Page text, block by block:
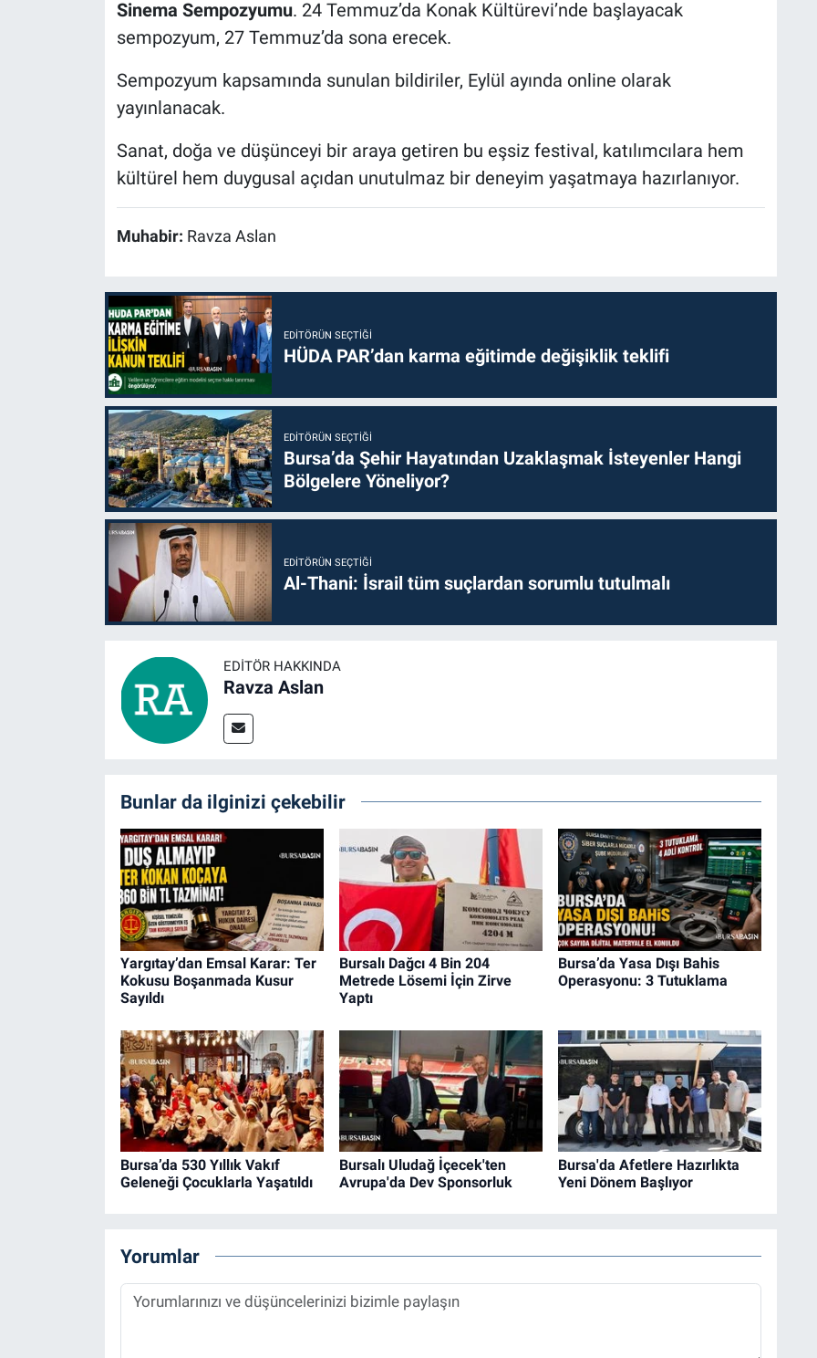
Sinema Sempozyumu. 24 Temmuz’da Konak Kültürevi’nde başlayacak
sempozyum, 27 Temmuz’da sona erecek.
Sempozyum kapsamında sunulan bildiriler, Eylül ayında online olarak
yayınlanacak.
Sanat, doğa ve düşünceyi bir araya getiren bu eşsiz festival, katılımcılara hem
kültürel hem duygusal açıdan unutulmaz bir deneyim yaşatmaya hazırlanıyor.
Muhabir: Ravza Aslan
EDITÖRÜN SEÇTIĞI
HÜDA PAR’dan karma eğitimde değişiklik teklifi
EDITÖRÜN SEÇTIĞI
Bursa’da Şehir Hayatından Uzaklaşmak İsteyenler Hangi
Bölgelere Yöneliyor?
EDITÖRÜN SEÇTIĞI
Al-Thani: İsrail tüm suçlardan sorumlu tutulmalı
EDITÖR HAKKINDA
Ravza Aslan
Bunlar da ilginizi çekebilir
Yargıtay’dan Emsal Karar: Ter
Kokusu Boşanmada Kusur
Sayıldı
Bursalı Dağcı 4 Bin 204
Metrede Lösemi İçin Zirve
Yaptı
Bursa’da Yasa Dışı Bahis
Operasyonu: 3 Tutuklama
Bursa’da 530 Yıllık Vakıf
Geleneği Çocuklarla Yaşatıldı
Bursalı Uludağ İçecek'ten
Avrupa'da Dev Sponsorluk
Bursa'da Afetlere Hazırlıkta
Yeni Dönem Başlıyor
Yorumlar